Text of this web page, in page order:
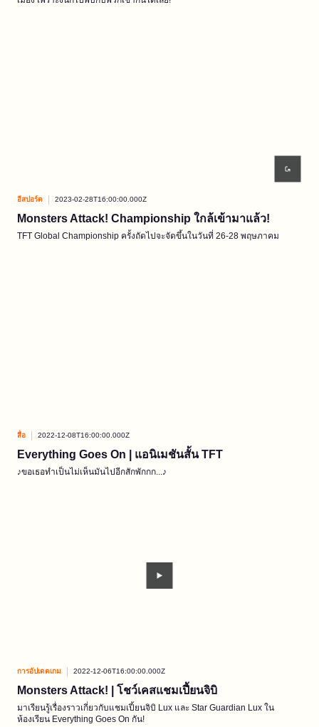
อีสปอร์ต 2023-02-28T16:00:00.000Z
Monsters Attack! Championship ใกล้เข้ามาแล้ว!
TFT Global Championship ครั้งถัดไปจะจัดขึ้นในวันที่ 26-28 พฤษภาคม
สื่อ 2022-12-08T16:00:00.000Z
Everything Goes On | แอนิเมชันสั้น TFT
♪ขอเธอทำเป็นไม่เห็นมันไปอีกสักพักกก...♪
การอัปเดตเกม 2022-12-06T16:00:00.000Z
Monsters Attack! | โชว์เคสแชมเปี้ยนจิบิ
มาเรียนรู้เรื่องราวเกี่ยวกับแชมเปี้ยนจิบิ Lux และ Star Guardian Lux ใน
ห้องเรียน Everything Goes On กัน!